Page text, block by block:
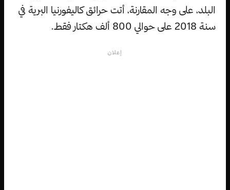
البلد، على وجه المقارنة، أتت حرائق كاليفورنيا البرية في
سنة 2018 على حوالي 800 ألف هكتار فقط.
إعلان